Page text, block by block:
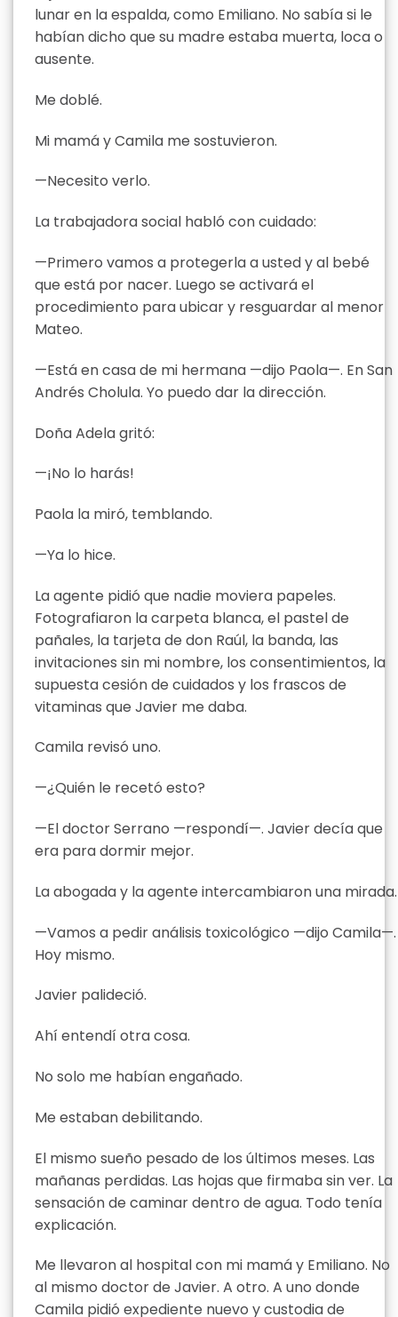
lunar en la espalda, como Emiliano. No sabía si le
habían dicho que su madre estaba muerta, loca o
ausente.
Me doblé.
Mi mamá y Camila me sostuvieron.
—Necesito verlo.
La trabajadora social habló con cuidado:
—Primero vamos a protegerla a usted y al bebé
que está por nacer. Luego se activará el
procedimiento para ubicar y resguardar al menor
Mateo.
—Está en casa de mi hermana —dijo Paola—. En San
Andrés Cholula. Yo puedo dar la dirección.
Doña Adela gritó:
—¡No lo harás!
Paola la miró, temblando.
—Ya lo hice.
La agente pidió que nadie moviera papeles.
Fotografiaron la carpeta blanca, el pastel de
pañales, la tarjeta de don Raúl, la banda, las
invitaciones sin mi nombre, los consentimientos, la
supuesta cesión de cuidados y los frascos de
vitaminas que Javier me daba.
Camila revisó uno.
—¿Quién le recetó esto?
—El doctor Serrano —respondí—. Javier decía que
era para dormir mejor.
La abogada y la agente intercambiaron una mirada.
—Vamos a pedir análisis toxicológico —dijo Camila—.
Hoy mismo.
Javier palideció.
Ahí entendí otra cosa.
No solo me habían engañado.
Me estaban debilitando.
El mismo sueño pesado de los últimos meses. Las
mañanas perdidas. Las hojas que firmaba sin ver. La
sensación de caminar dentro de agua. Todo tenía
explicación.
Me llevaron al hospital con mi mamá y Emiliano. No
al mismo doctor de Javier. A otro. A uno donde
Camila pidió expediente nuevo y custodia de